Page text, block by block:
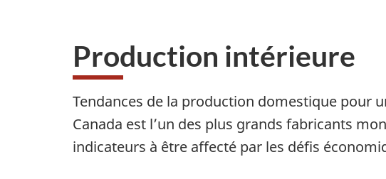
Production intérieure
Tendances de la production domestique pour
Canada est l’un des plus grands fabricants
indicateurs à être affecté par les défis